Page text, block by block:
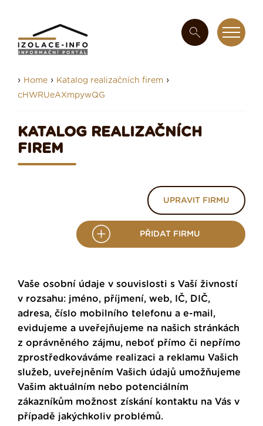
› Home › Katalog realizačních firem ›
cHWRUeAXmpywQG
KATALOG REALIZAČNÍCH
FIREM
UPRAVIT FIRMU
PŘIDAT FIRMU
Vaše osobní údaje v souvislosti s Vaší živností
v rozsahu: jméno, příjmení, web, IČ, DIČ,
adresa, číslo mobilního telefonu a e-mail,
evidujeme a uveřejňujeme na našich stránkách
z oprávněného zájmu, neboť přímo či nepřímo
zprostředkováváme realizaci a reklamu Vašich
služeb, uveřejněním Vašich údajů umožňujeme
Vašim aktuálním nebo potenciálním
zákazníkům možnost získání kontaktu na Vás v
případě jakýchkoliv problémů.